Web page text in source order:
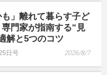
も」離れて暮らす子ど
門家が指南する“見
解と5つのコツ
日号 2026/8/7